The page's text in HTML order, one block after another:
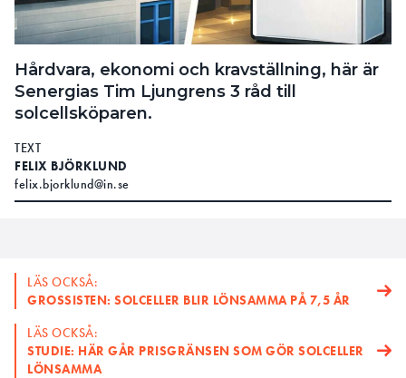
Hårdvara, ekonomi och kravställning, här är
Senergias Tim Ljungrens 3 råd till
solcellsköparen.
TEXT
FELIX BJÖRKLUND
felix.bjorklund@in.se
LÄS OCKSÅ:
GROSSISTEN: SOLCELLER BLIR LÖNSAMMA PÅ 7,5 ÅR
LÄS OCKSÅ:
STUDIE: HÄR GÅR PRISGRÄNSEN SOM GÖR SOLCELLER
LÖNSAMMA